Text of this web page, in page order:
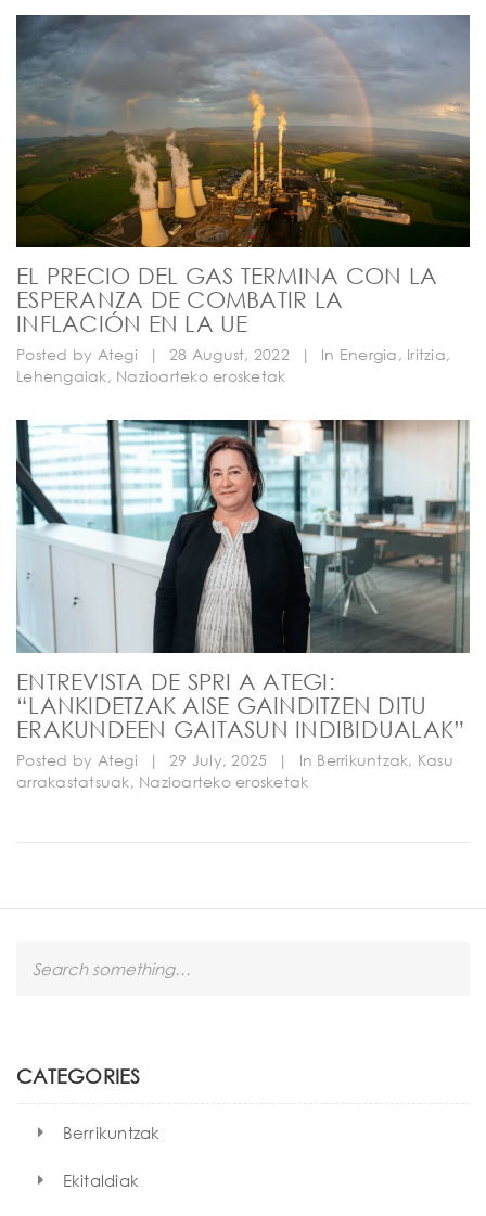
EL PRECIO DEL GAS TERMINA CON LA
ESPERANZA DE COMBATIR LA
INFLACIÓN EN LA UE
Posted by Ategi | 28 August, 2022 | In Energia , Iritzia,
Lehengaiak, Nazioarteko erosketak
ENTREVISTA DE SPRI A ATEGI:
“LANKIDETZAK AISE GAINDITZEN DITU
ERAKUNDEEN GAITASUN INDIBIDUALAK”
Posted by Ategi | 29 July, 2025 | In Berrikuntzak, Kasu
arrakastatsuak, Nazioarteko erosketak
h
CATEGORIES
Berrikuntzak
Ekitaldiak